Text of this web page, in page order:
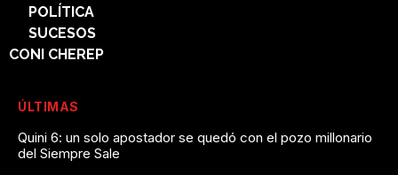
POLÍTICA
SUCESOS
CONI CHEREP
ÚLTIMAS
Quini 6: un solo apostador se quedó con el pozo millonario
del Siempre Sale